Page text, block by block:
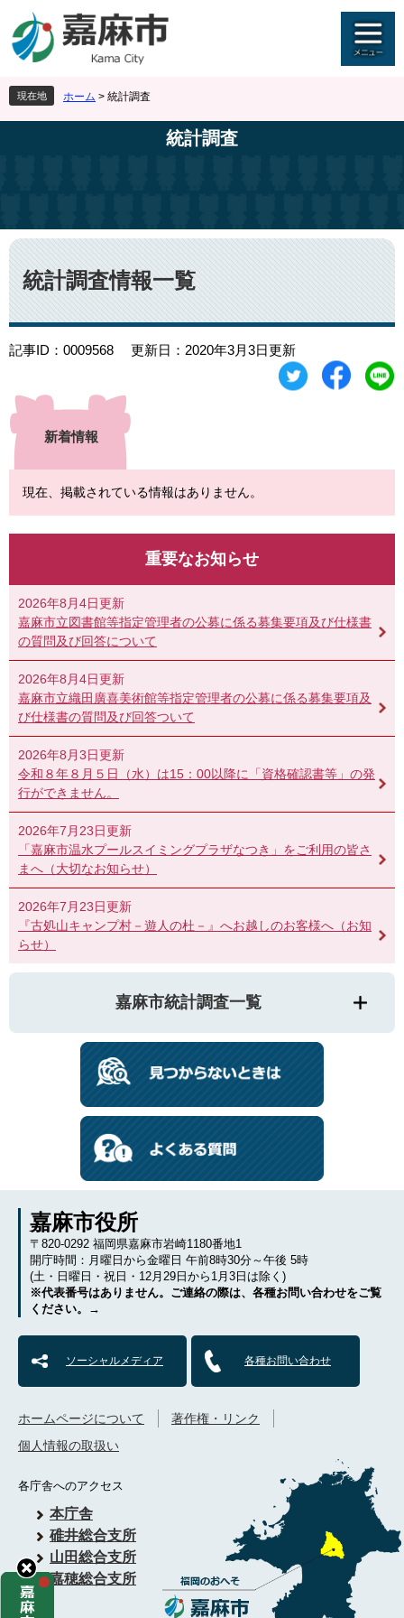
ジ
先
頭
で
ュ
を
飛
ば
現在地 ホーム > 統計調査
統計調査
本
文
統計調査情報一覧
記事ID：0009568 更新日：2020年3月3日更新
新着情報
現在、掲載されている情報はありません。
重要なお知らせ
2026年8月4日更新
嘉麻市立図書館等指定管理者の公募に係る募集要項及び仕様書
の質問及び回答について
2026年8月4日更新
嘉麻市立織田廣喜美術館等指定管理者の公募に係る募集要項及
び仕様書の質問及び回答ついて
2026年8月3日更新
令和８年８月５日（水）は15：00以降に「資格確認書等」の発
行ができません。
2026年7月23日更新
「嘉麻市温水プールスイミングプラザなつき」をご利用の皆さ
まへ（大切なお知らせ）
2026年7月23日更新
『古処山キャンプ村－遊人の杜－』へお越しのお客様へ（お知
らせ）
嘉麻市統計調査一覧
嘉麻市役所
〒820-0292 福岡県嘉麻市岩崎1180番地1
開庁時間：月曜日から金曜日 午前8時30分～午後 5時
(土・日曜日・祝日・12月29日から1月3日は除く)
※代表番号はありません。ご連絡の際は、各種お問い合わせをご覧
ください。→
ソーシャルメディア 各種お問い合わせ
各庁舎へのアクセス
本庁舎
碓井総合支所
山田総合支所
嘉穂総合支所
ホームページについて
著作権・リンク
個人情報の取扱い